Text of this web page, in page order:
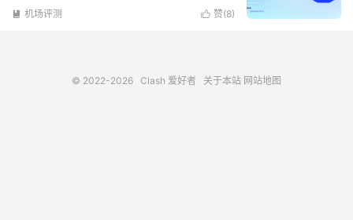
 赞(8)
 机场评测
© 2022-2026 Clash 爱好者 关于本站 网站地图